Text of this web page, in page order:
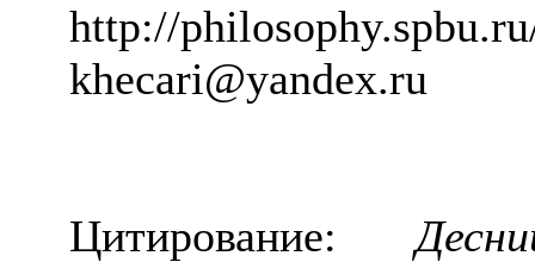
http://
khecari@yandex.ru
Цитирование: